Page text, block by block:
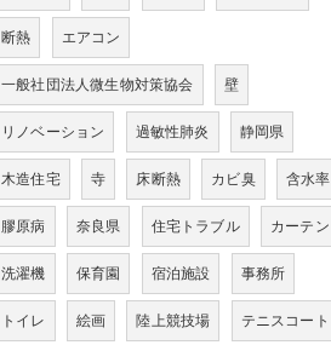
断熱 エアコン
一般社団法人微生物対策協会 壁
リノベーション 過敏性肺炎 静岡県
木造住宅 寺 床断熱 カビ臭 含水率
膠原病 奈良県 住宅トラブル カーテン
洗濯機 保育園 宿泊施設 事務所
トイレ 絵画 陸上競技場 テニスコート